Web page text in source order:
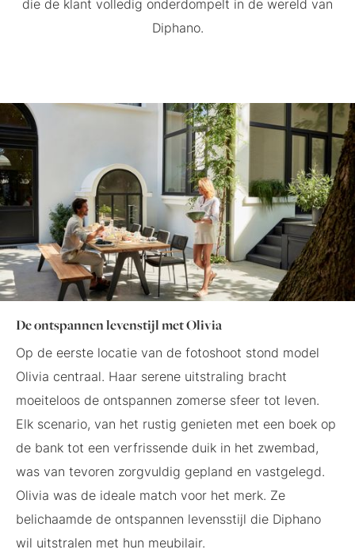
die de klant volledig onderdompelt in de wereld van
Diphano.
De ontspannen levenstijl met Olivia
Op de eerste locatie van de fotoshoot stond model
Olivia centraal. Haar serene uitstraling bracht
moeiteloos de ontspannen zomerse sfeer tot leven.
Elk scenario, van het rustig genieten met een boek op
de bank tot een verfrissende duik in het zwembad,
was van tevoren zorgvuldig gepland en vastgelegd.
Olivia was de ideale match voor het merk. Ze
belichaamde de ontspannen levensstijl die Diphano
wil uitstralen met hun meubilair.